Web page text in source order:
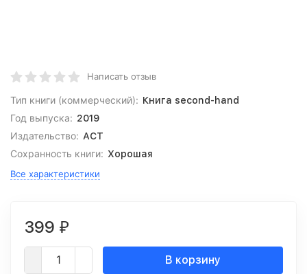
Написать отзыв
Тип книги (коммерческий): Книга second-hand
Год выпуска: 2019
Издательство: АСТ
Сохранность книги: Хорошая
Все характеристики
399 ₽
В корзину